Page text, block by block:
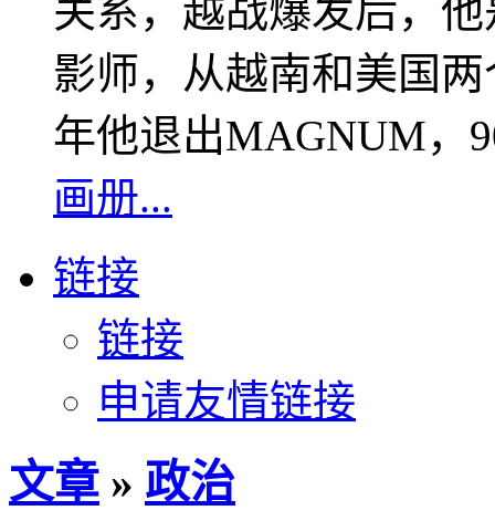
关系，越战爆发后，
影师，从越南和美国
年他退出MAGNUM，
画册...
链接
链接
申请友情链接
文章 » 政治